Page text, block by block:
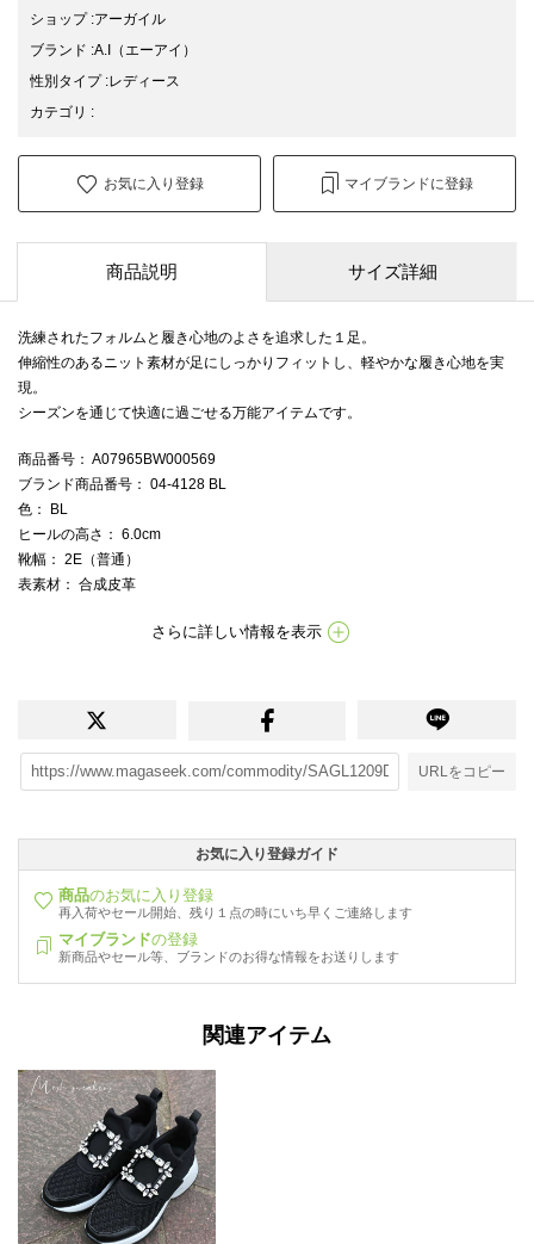
ショップ:アーガイル
ブランド :A.I （エーアイ）
性別タイプ:レディース
カテゴリ :
お気に入り登録 マイブランドに登録
商品説明 サイズ詳細
洗練されたフォルムと履き心地のよさを追求した１足。
伸縮性のあるニット素材が足にしっかりフィットし、軽やかな履き心地を実
現。
シーズンを通じて快適に過ごせる万能アイテムです。
商品番号 ： A07965BW000569
ブランド商品番号 ： 04-4128 BL
色 ： BL
ヒールの高さ ： 6.0cm
靴幅 ： 2E（普通）
表素材 ： 合成皮革
さらに詳しい情報を表示
URLをコピー
お気に入り登録ガイド
商品のお気に入り登録
再入荷やセール開始、残り１点の時にいち早くご連絡します
マイブランドの登録
新商品やセール等、ブランドのお得な情報をお送りします
関連アイテム